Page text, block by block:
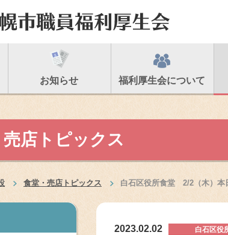
お知らせ 福利厚生会について
店トピックス
食堂・売店トピックス 白石区役所食堂 2/2（木）本
2023.02.02 白石区役